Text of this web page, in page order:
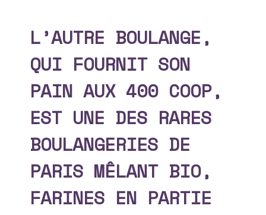
L’AUTRE BOULANGE,
QUI FOURNIT SON
PAIN AUX 400 COOP,
EST UNE DES RARES
BOULANGERIES DE
PARIS MÊLANT BIO,
FARINES EN PARTIE